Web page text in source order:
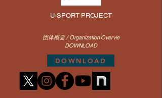
U-SPORT PROJECT
団体概要 / Organization Overvie
​DOWNLOAD
DOWNLOAD